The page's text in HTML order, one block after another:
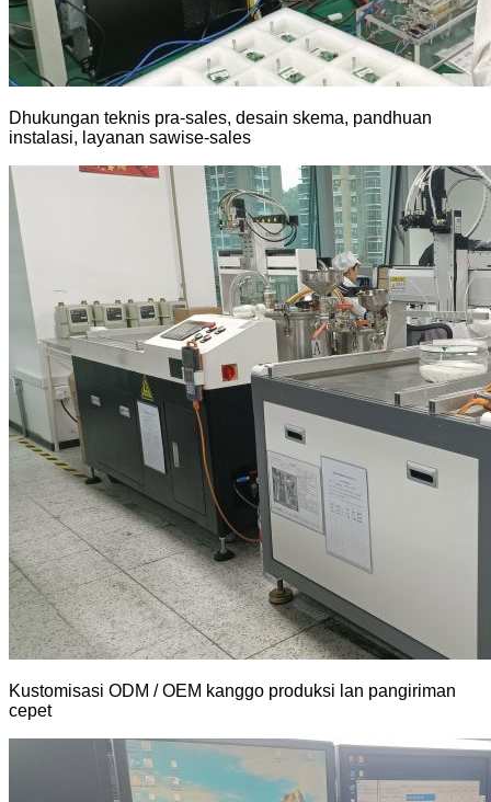
Dhukungan teknis pra-sales, desain skema, pandhuan
instalasi, layanan sawise-sales
Kustomisasi ODM / OEM kanggo produksi lan pangiriman
cepet